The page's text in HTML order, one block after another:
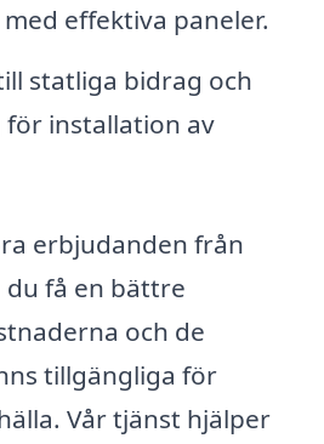
effektiva paneler.
statliga bidrag och
installation av
erbjudanden från
få en bättre
och de
tillgängliga för
Vår tjänst hjälper